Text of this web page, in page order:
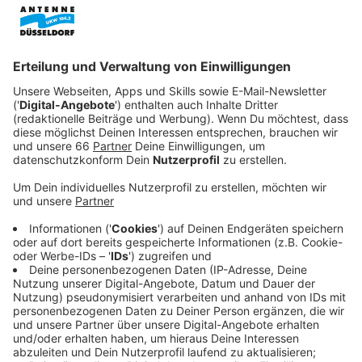
Anzeige
Seine Kontrahentin Marie-Agnes Strack-Zimmermann
von der FDP hatte das im Wahlforum der Düsseldorfer
Jonges gefordert.
Anzeige